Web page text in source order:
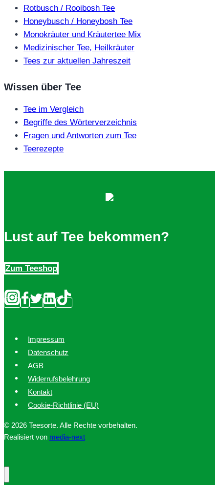
Rotbusch / Rooibosh Tee
Honeybusch / Honeybosh Tee
Monokräuter und Kräutertee Mix
Medizinischer Tee, Heilkräuter
Tees zur aktuellen Jahreszeit
Wissen über Tee
Tee im Vergleich
Begriffe des Wörterverzeichnis
Fragen und Antworten zum Tee
Teerezepte
Lust auf Tee bekommen?
Zum Teeshop
Impressum
Datenschutz
AGB
Widerrufsbelehrung
Kontakt
Cookie-Richtlinie (EU)
© 2026 Teesorte. Alle Rechte vorbehalten.
Realisiert von media-next